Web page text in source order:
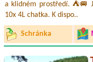
a klidném prostředí. ⛺🚐
10x 4L chatka. K dispo..
Schránka